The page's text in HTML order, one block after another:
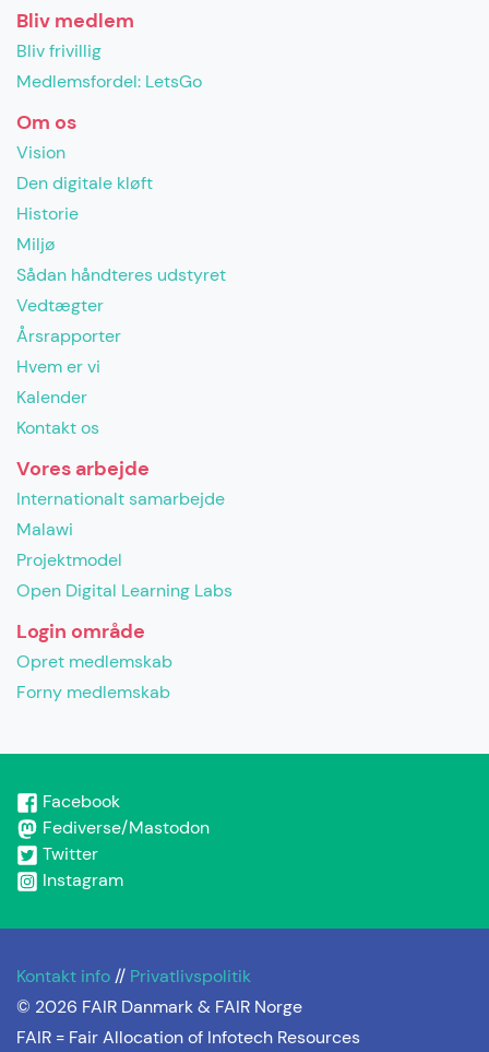
Bliv medlem
Bliv frivillig
Medlemsfordel: LetsGo
Om os
Vision
Den digitale kløft
Historie
Miljø
Sådan håndteres udstyret
Vedtægter
Årsrapporter
Hvem er vi
Kalender
Kontakt os
Vores arbejde
Internationalt samarbejde
Malawi
Projektmodel
Open Digital Learning Labs
Login område
Opret medlemskab
Forny medlemskab
Facebook
Fediverse/Mastodon
Twitter
Instagram
Kontakt info // Privatlivspolitik
© 2026 FAIR Danmark & FAIR Norge
FAIR = Fair Allocation of Infotech Resources